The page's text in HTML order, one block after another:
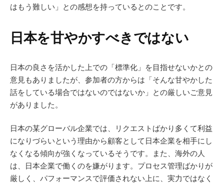
はもう難しい」との感想を持っているとのことです。
日本を甘やかすべきではない
日本の良さを活かした上での「標準化」を目指せないかとの
意見もありましたが、参加者の方からは「そんな甘やかした
話をしている場合ではないのではないか」との厳しいご意見
がありました。
日本の某グローバル企業では、リクエストばかり多くて利益
になりづらいという理由から顧客として日本企業を相手にし
なくなる傾向が強くなっているそうです。また、海外の人
は、日本企業で働くのを嫌がります。プロセス管理ばかりが
厳しく、パフォーマンスで評価されない上に、実力ではなく